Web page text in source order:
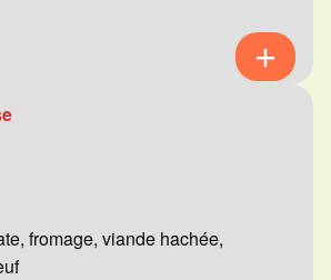
fromage, viande hachée,